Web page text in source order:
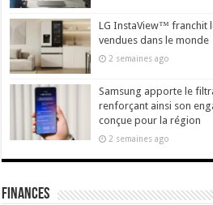
LG InstaView™ franchit
vendues dans le monde
2 semaines ago
Samsung apporte le
renforçant ainsi son
conçue pour la région
2 semaines ago
Finances